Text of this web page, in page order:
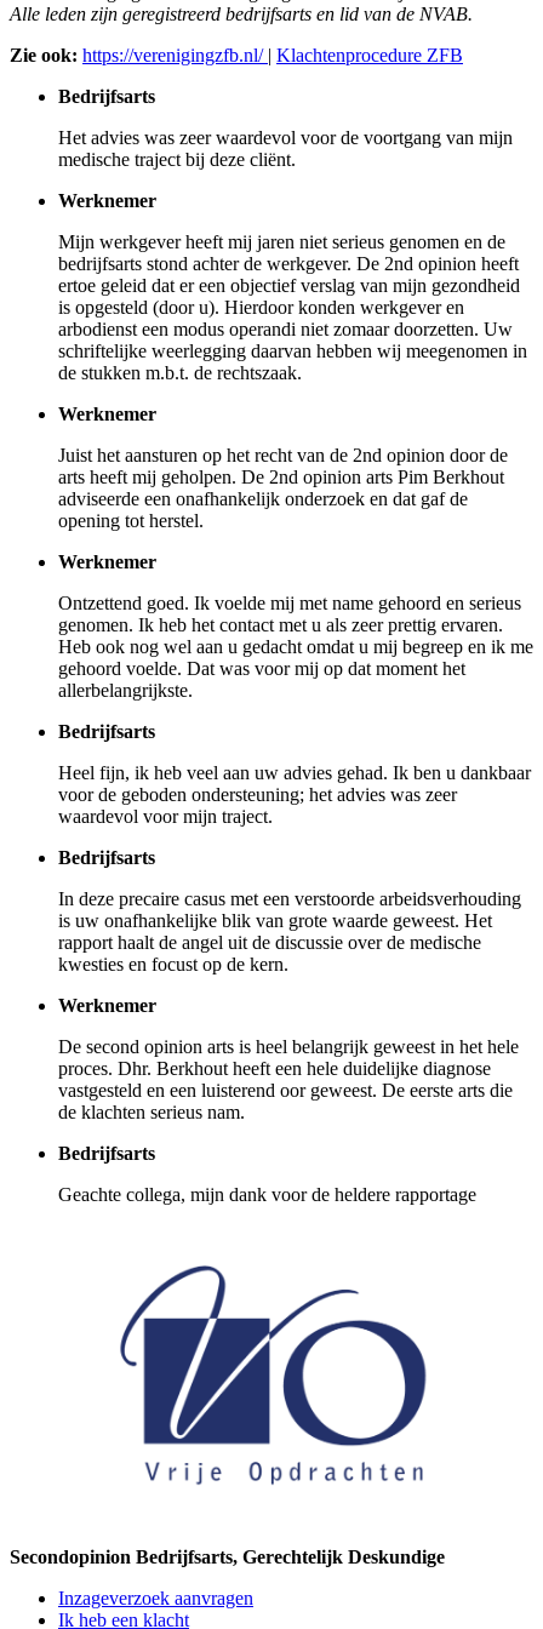
Alle leden zijn geregistreerd bedrijfsarts en lid van de NVAB.
Zie ook: https://verenigingzfb.nl/ | Klachtenprocedure ZFB
Bedrijfsarts
Het advies was zeer waardevol voor de voortgang van mijn
medische traject bij deze cliënt.
Werknemer
Mijn werkgever heeft mij jaren niet serieus genomen en de
bedrijfsarts stond achter de werkgever. De 2nd opinion heeft
ertoe geleid dat er een objectief verslag van mijn gezondheid
is opgesteld (door u). Hierdoor konden werkgever en
arbodienst een modus operandi niet zomaar doorzetten. Uw
schriftelijke weerlegging daarvan hebben wij meegenomen in
de stukken m.b.t. de rechtszaak.
Werknemer
Juist het aansturen op het recht van de 2nd opinion door de
arts heeft mij geholpen. De 2nd opinion arts Pim Berkhout
adviseerde een onafhankelijk onderzoek en dat gaf de
opening tot herstel.
Werknemer
Ontzettend goed. Ik voelde mij met name gehoord en serieus
genomen. Ik heb het contact met u als zeer prettig ervaren.
Heb ook nog wel aan u gedacht omdat u mij begreep en ik me
gehoord voelde. Dat was voor mij op dat moment het
allerbelangrijkste.
Bedrijfsarts
Heel fijn, ik heb veel aan uw advies gehad. Ik ben u dankbaar
voor de geboden ondersteuning; het advies was zeer
waardevol voor mijn traject.
Bedrijfsarts
In deze precaire casus met een verstoorde arbeidsverhouding
is uw onafhankelijke blik van grote waarde geweest. Het
rapport haalt de angel uit de discussie over de medische
kwesties en focust op de kern.
Werknemer
De second opinion arts is heel belangrijk geweest in het hele
proces. Dhr. Berkhout heeft een hele duidelijke diagnose
vastgesteld en een luisterend oor geweest. De eerste arts die
de klachten serieus nam.
Bedrijfsarts
Geachte collega, mijn dank voor de heldere rapportage
Secondopinion Bedrijfsarts, Gerechtelijk Deskundige
Inzageverzoek aanvragen
Ik heb een klacht